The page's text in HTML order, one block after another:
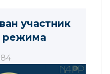
участник
режима